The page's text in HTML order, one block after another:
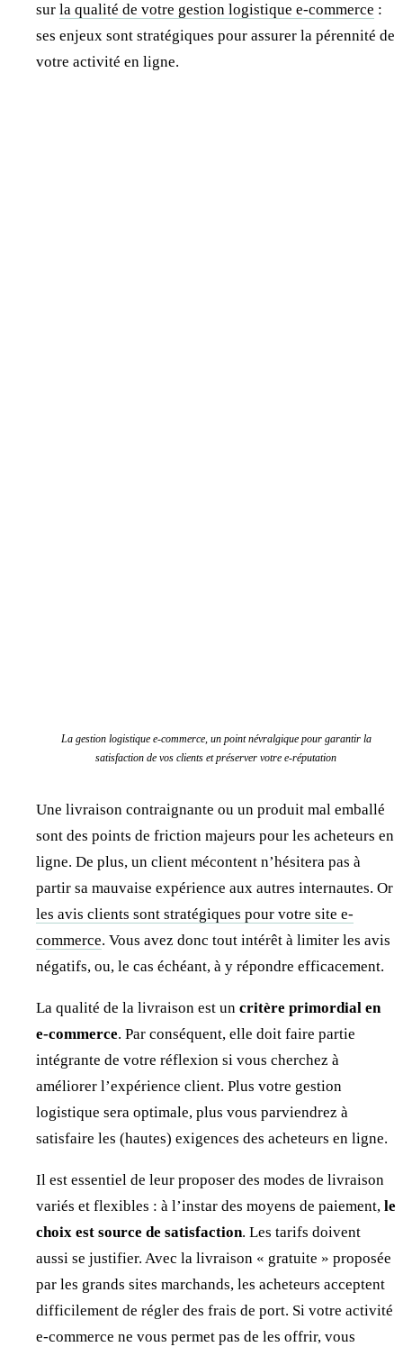
sur la qualité de votre gestion logistique e-commerce :
ses enjeux sont stratégiques pour assurer la pérennité de
votre activité en ligne.
La gestion logistique e-commerce, un point névralgique pour garantir la
satisfaction de vos clients et préserver votre e-réputation
Une livraison contraignante ou un produit mal emballé
sont des points de friction majeurs pour les acheteurs en
ligne. De plus, un client mécontent n’hésitera pas à
partir sa mauvaise expérience aux autres internautes. Or
les avis clients sont stratégiques pour votre site e-
commerce. Vous avez donc tout intérêt à limiter les avis
négatifs, ou, le cas échéant, à y répondre efficacement.
La qualité de la livraison est un critère primordial en
e-commerce. Par conséquent, elle doit faire partie
intégrante de votre réflexion si vous cherchez à
améliorer l’expérience client. Plus votre gestion
logistique sera optimale, plus vous parviendrez à
satisfaire les (hautes) exigences des acheteurs en ligne.
Il est essentiel de leur proposer des modes de livraison
variés et flexibles : à l’instar des moyens de paiement, le
choix est source de satisfaction. Les tarifs doivent
aussi se justifier. Avec la livraison « gratuite » proposée
par les grands sites marchands, les acheteurs acceptent
difficilement de régler des frais de port. Si votre activité
e-commerce ne vous permet pas de les offrir, vous